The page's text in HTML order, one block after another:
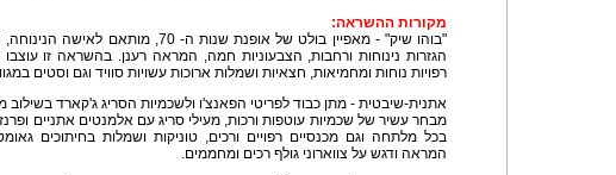
מקורות ההשראה:
"בוהו שיק" - מאפיין בולט של אופנת שנות ה- 70,
הגזרות נינוחות ורחבות, הצבעוניות חמה, המראה רענן. בהשראה זו עוצבו
רפויות נוחות ומחמיאות, חצאיות ושמלות ארוכות עשויות סוויד וגם וסטים
אתנית-שיבטית - מתן כבוד לפריטי הפאנצ'ו ולשכמיות הסריג ג'קארד בשילוב
מבחר עשיר של שכמיות עוטפות ורכות, מעילי סריג עם אלמנטים אתניים
בכל מלתחה וגם מכנסיים רפויים ורכים, טוניקות ושמלות בחיתוכים
המראה ודגש על צווארוני גולף רכים ומחממים.